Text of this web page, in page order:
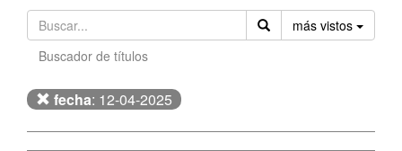
más vistos
Buscador de títulos
fecha: 12-04-2025